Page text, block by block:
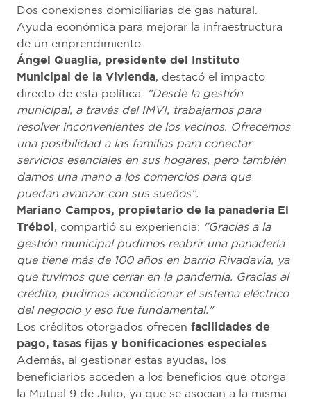
Dos conexiones domiciliarias de gas natural.
Ayuda económica para mejorar la infraestructura
de un emprendimiento.
Ángel Quaglia, presidente del Instituto
Municipal de la Vivienda, destacó el impacto
directo de esta política: "Desde la gestión
municipal, a través del IMVI, trabajamos para
resolver inconvenientes de los vecinos. Ofrecemos
una posibilidad a las familias para conectar
servicios esenciales en sus hogares, pero también
damos una mano a los comercios para que
puedan avanzar con sus sueños".
Mariano Campos, propietario de la panadería El
Trébol, compartió su experiencia: "Gracias a la
gestión municipal pudimos reabrir una panadería
que tiene más de 100 años en barrio Rivadavia, ya
que tuvimos que cerrar en la pandemia. Gracias al
crédito, pudimos acondicionar el sistema eléctrico
del negocio y eso fue fundamental."
Los créditos otorgados ofrecen facilidades de
pago, tasas fijas y bonificaciones especiales
Además, al gestionar estas ayudas, los
beneficiarios acceden a los beneficios que otorga
la Mutual 9 de Julio, ya que se asocian a la misma.